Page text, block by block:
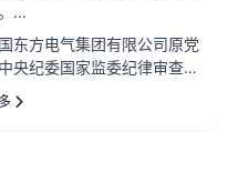
...
东方电气集团有限公司原党
央纪委国家监委纪律审查和